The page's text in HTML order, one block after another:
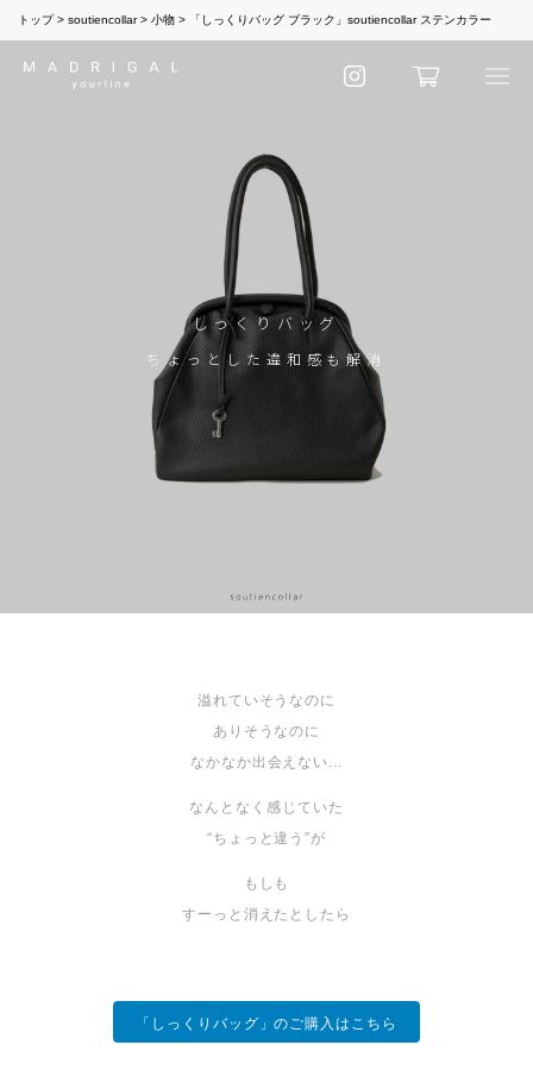
トップ soutiencollar 小物 「しっくりバッグ ブラック」soutiencollar ステンカラー
しっくりバッグ
ちょっとした違和感も解消
溢れていそうなのに
ありそうなのに
なかなか出会えない...
なんとなく感じていた
“ちょっと違う”が
もしも
すーっと消えたとしたら
「しっくりバッグ」のご購入はこちら